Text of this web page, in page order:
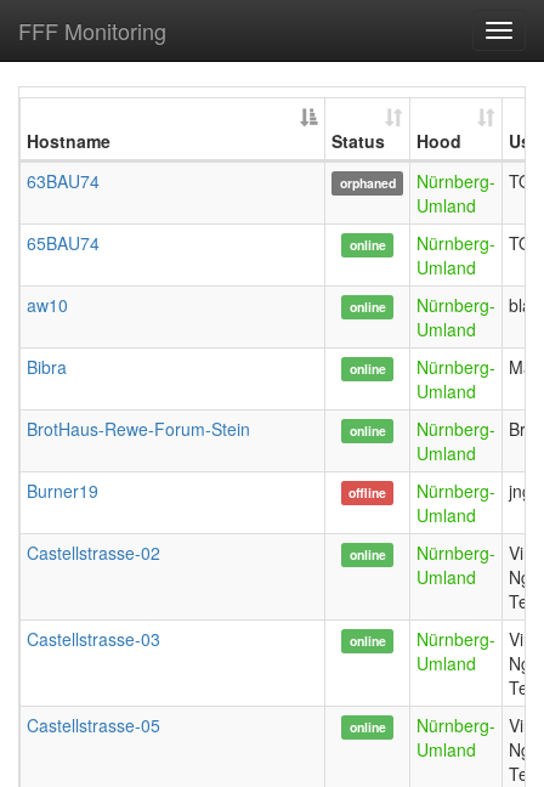
FFF Monitoring
Hostname Status Hood
63BAU74
orphaned
Nürnberg-
Umland
65BAU74 online
Nürnberg-
Umland
aw10 online
Nürnberg-
Umland
Bibra online
Nürnberg-
Umland
BrotHaus-Rewe-Forum-Stein online
Nürnberg-
Umland
Burner19 offline
Nürnberg-
Umland
Castellstrasse-02 online
Nürnberg-
Umland
Castellstrasse-03
online
Nürnberg-
Umland
Castellstrasse-05
online
Nürnberg-
Umland